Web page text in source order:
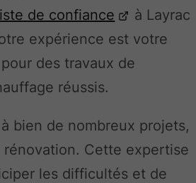
de confiance
à Layrac
expérience est votre
des travaux de
réussis.
bien de nombreux projets,
Cette expertise
les difficultés et de